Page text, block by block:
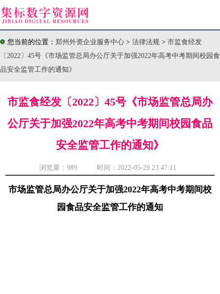
您当前的位置： 郑州外资企业服务中心 > 法律法规 > 市监食经发
〔2022〕45号《市场监管总局办公厅关于加强2022年高考中考期间校园食
品安全监管工作的通知》
市监食经发〔2022〕45号《市场监管总局办
公厅关于加强2022年高考中考期间校园食品
安全监管工作的通知》
浏览量： 989 时间：2022-05-29 23:47:11
市场监管总局办公厅关于加强2022年高考中考期间校
园食品安全监管工作的通知